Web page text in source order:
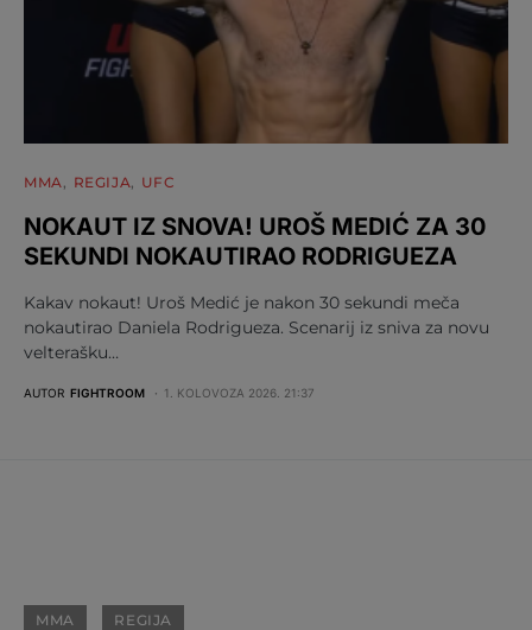
MMA REGIJA UFC
NOKAUT IZ SNOVA! UROŠ MEDIĆ ZA 30
SEKUNDI NOKAUTIRAO RODRIGUEZA
Kakav nokaut! Uroš Medić je nakon 30 sekundi meča
nokautirao Daniela Rodrigueza. Scenarij iz sniva za novu
velterašku…
AUTOR FIGHTROOM 1. KOLOVOZA 2026. 21:37
MMA REGIJA